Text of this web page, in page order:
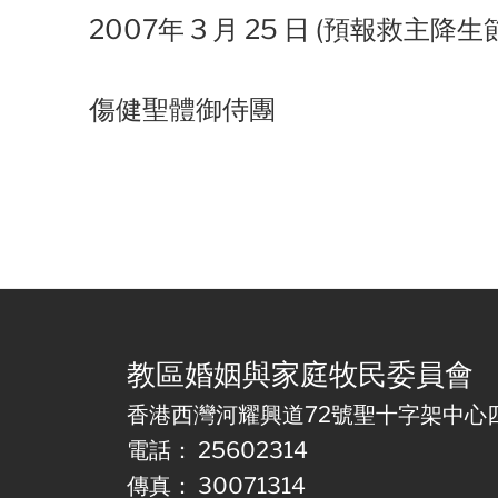
2007年 3 月 25 日 (預報救主降生
傷健聖體御侍團
教區婚姻與家庭牧民委員會
香港西灣河耀興道72號聖十字架中心
電話： 25602314
傳真： 30071314